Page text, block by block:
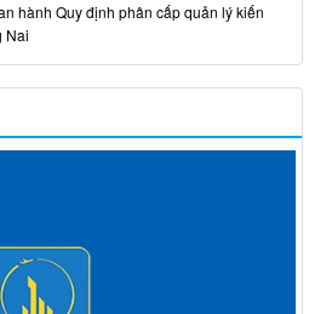
hành Quy định phân cấp quản lý kiến
Nai